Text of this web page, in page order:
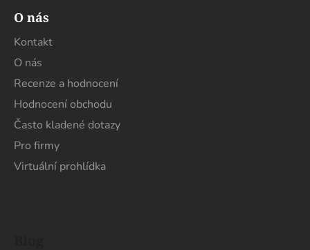
O nás
Kontakt
O nás
Recenze a hodnocení
Hodnocení obchodu
Často kladené dotazy
Pro firmy
Virtuální prohlídka